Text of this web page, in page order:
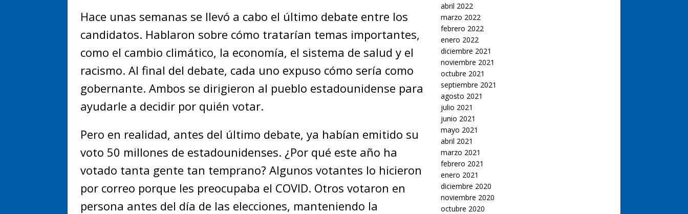
Hace unas semanas se llevó a cabo el último debate entre los
candidatos. Hablaron sobre cómo tratarían temas importantes,
como el cambio climático, la economía, el sistema de salud y el
racismo. Al final del debate, cada uno expuso cómo sería como
gobernante. Ambos se dirigieron al pueblo estadounidense para
ayudarle a decidir por quién votar.
Pero en realidad, antes del último debate, ya habían emitido su
voto 50 millones de estadounidenses. ¿Por qué este año ha
votado tanta gente tan temprano? Algunos votantes lo hicieron
por correo porque les preocupaba el COVID. Otros votaron en
persona antes del día de las elecciones, manteniendo la
abril 2022
marzo 2022
febrero 2022
enero 2022
diciembre 2021
noviembre 2021
octubre 2021
septiembre 2021
agosto 2021
julio 2021
junio 2021
mayo 2021
abril 2021
marzo 2021
febrero 2021
enero 2021
diciembre 2020
noviembre 2020
octubre 2020